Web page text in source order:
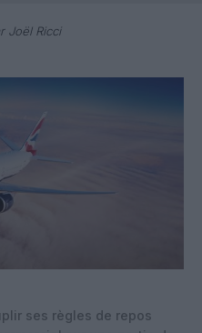
Joël Ricci
ses règles de repos